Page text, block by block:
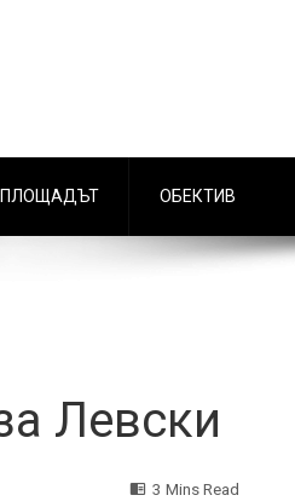
ПЛОЩАДЪТ ОБЕКТИВ
Левски
3 Mins Read